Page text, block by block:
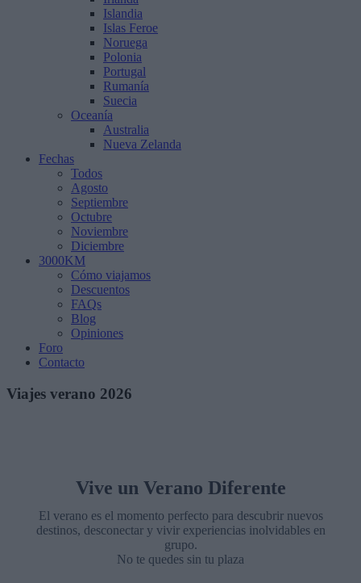
Islandia
Islas Feroe
Noruega
Polonia
Portugal
Rumanía
Suecia
Oceanía
Australia
Nueva Zelanda
Fechas
Todos
Agosto
Septiembre
Octubre
Noviembre
Diciembre
3000KM
Cómo viajamos
Descuentos
FAQs
Blog
Opiniones
Foro
Contacto
Viajes verano 2026
Vive un Verano Diferente
El verano es el momento perfecto para descubrir nuevos
destinos, desconectar y vivir experiencias inolvidables en
grupo.
No te quedes sin tu plaza